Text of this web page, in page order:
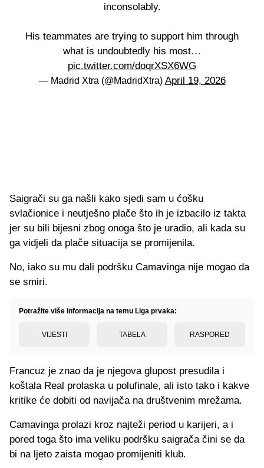
inconsolably.
His teammates are trying to support him through
what is undoubtedly his most…
pic.twitter.com/doqrXSX6WG
— Madrid Xtra (@MadridXtra) April 19, 2026
Saigrači su ga našli kako sjedi sam u ćošku
svlačionice i neutješno plače što ih je izbacilo iz takta
jer su bili bijesni zbog onoga što je uradio, ali kada su
ga vidjeli da plače situacija se promijenila.
No, iako su mu dali podršku Camavinga nije mogao da
se smiri.
Potražite više informacija na temu Liga prvaka:
VIJESTI TABELA RASPORED
Francuz je znao da je njegova glupost presudila i
koštala Real prolaska u polufinale, ali isto tako i kakve
kritike će dobiti od navijača na društvenim mrežama.
Camavinga prolazi kroz najteži period u karijeri, a i
pored toga što ima veliku podršku saigrača čini se da
bi na ljeto zaista mogao promijeniti klub.